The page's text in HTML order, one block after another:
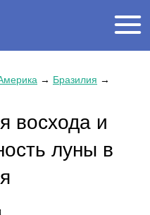
→ Бразилия →
восхода и
луны в